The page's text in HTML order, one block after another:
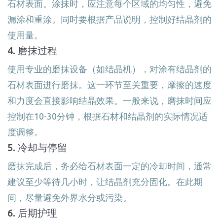
石材表面。涂抹时，应注意每个区域的均匀性，避免
漏涂和重涂。同时要根据产品说明，控制好结晶剂的
使用量。
4. 磨抹过程
使用专业的磨抹设备（如结晶机），对涂有结晶剂的
石材表面进行磨抹。这一环节至关重要，摩擦的速度
和力度会直接影响结晶效果。一般来说，磨抹时间应
控制在10-30分钟，根据石材和结晶剂的实际情况适
度调整。
5. 冷却与停留
磨抹完成后，务必给石材表面一定的冷却时间，通常
建议至少等待几小时，让结晶剂充分固化。在此期
间，尽量避免外界水分或污染。
6. 后期护理